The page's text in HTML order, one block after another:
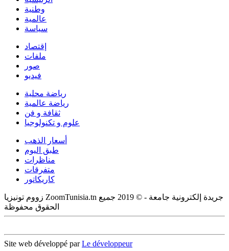
وطنية
عالمية
سياسة
إقتصاد
ملفات
صور
فيديو
رياضة محلية
رياضة عالمية
ثقافة و فن
علوم و تكنولوجيا
أسعار الذهب
طبق اليوم
مناظرات
متفرقات
كاريكاتور
زووم تونيزيا ZoomTunisia.tn جريدة إلكترونية جامعة - © 2019 جميع
الحقوق محفوظة
Site web développé parLe développeur